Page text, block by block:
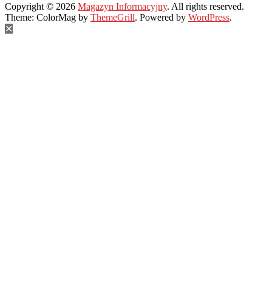
Copyright © 2026 Magazyn Informacyjny. All rights reserved.
Theme: ColorMag by ThemeGrill. Powered by WordPress.
✕